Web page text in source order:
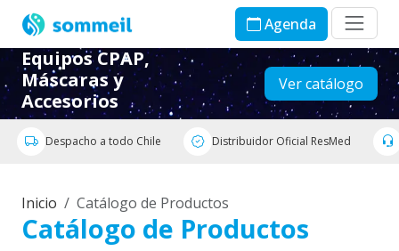
Agenda
Equipos CPAP,
Máscaras y
Accesorios
Ver catálogo
Despacho a todo Chile Distribuidor Oficial ResMed
Inicio Catálogo de Productos
Catálogo de Productos